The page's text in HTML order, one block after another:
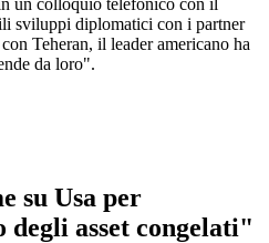
sviluppi diplomatici con i partner
Teheran, il leader americano ha
da loro".
su Usa per
degli asset congelati"